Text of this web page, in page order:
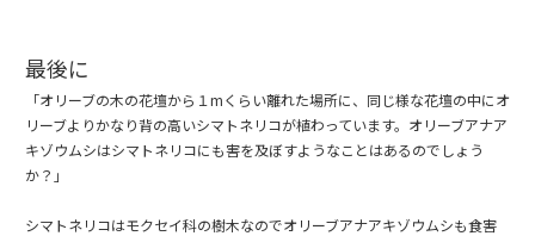
最後に
「オリーブの木の花壇から１mくらい離れた場所に、同じ様な花壇の中にオ
リーブよりかなり背の高いシマトネリコが植わっています。オリーブアナア
キゾウムシはシマトネリコにも害を及ぼすようなことはあるのでしょう
か？」
シマトネリコはモクセイ科の樹木なのでオリーブアナアキゾウムシも食害